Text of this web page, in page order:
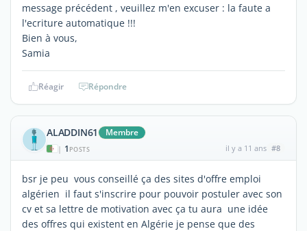
message précédent , veuillez m'en excuser : la faute a
l'ecriture automatique !!!
Bien à vous,
Samia
Réagir Répondre
ALADDIN61 Membre
| 1 POSTS il y a 11 ans #8
bsr je peu vous conseillé ça des sites d'offre emploi
algérien il faut s'inscrire pour pouvoir postuler avec son
cv et sa lettre de motivation avec ça tu aura une idée
des offres qui existent en Algérie je pense que des